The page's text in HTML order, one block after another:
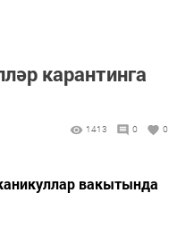
карантинга
1413 0 0
вакытында